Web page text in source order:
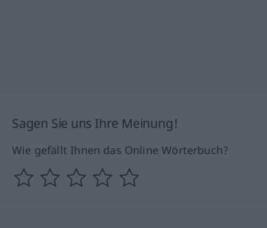
Sagen Sie uns Ihre Meinung!
Wie gefällt Ihnen das Online Wörterbuch?